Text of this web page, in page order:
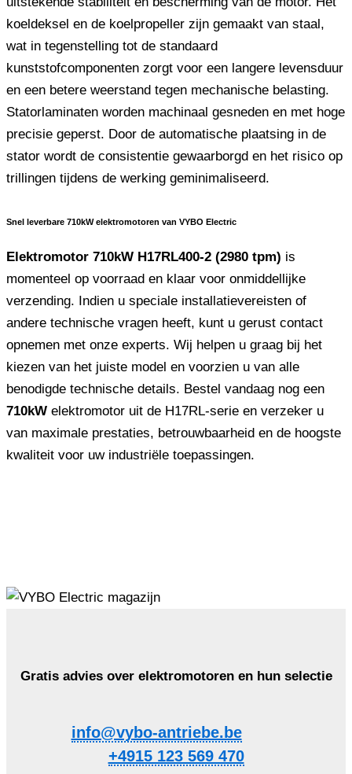
koeldeksel en de koelpropeller zijn gemaakt van staal,
wat in tegenstelling tot de standaard
kunststofcomponenten zorgt voor een langere levensduur
en een betere weerstand tegen mechanische belasting.
Statorlaminaten worden machinaal gesneden en met hoge
precisie geperst. Door de automatische plaatsing in de
stator wordt de consistentie gewaarborgd en het risico op
trillingen tijdens de werking geminimaliseerd.
Snel leverbare 710kW elektromotoren van VYBO Electric
Elektromotor 710kW H17RL400-2 (2980 tpm) is
momenteel op voorraad en klaar voor onmiddellijke
verzending. Indien u speciale installatievereisten of
andere technische vragen heeft, kunt u gerust contact
opnemen met onze experts. Wij helpen u graag bij het
kiezen van het juiste model en voorzien u van alle
benodigde technische details. Bestel vandaag nog een
710kW elektromotor uit de H17RL-serie en verzeker u
van maximale prestaties, betrouwbaarheid en de hoogste
kwaliteit voor uw industriële toepassingen.
Gratis advies over elektromotoren en hun selectie
info@vybo-antriebe.be
+4915 123 569 470